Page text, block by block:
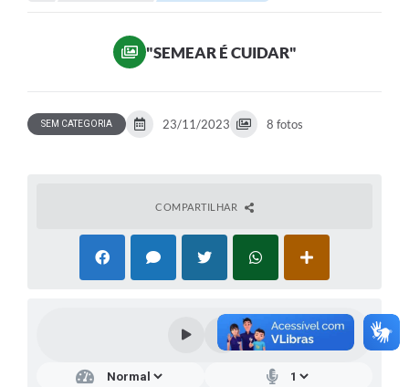
"SEMEAR É CUIDAR"
SEM CATEGORIA 23/11/2023 8 fotos
COMPARTILHAR